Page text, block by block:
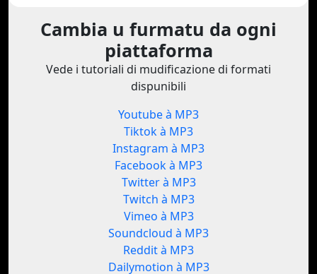
Cambia u furmatu da ogni
piattaforma
Vede i tutoriali di mudificazione di formati
dispunibili
Youtube à MP3
Tiktok à MP3
Instagram à MP3
Facebook à MP3
Twitter à MP3
Twitch à MP3
Vimeo à MP3
Soundcloud à MP3
Reddit à MP3
Dailymotion à MP3